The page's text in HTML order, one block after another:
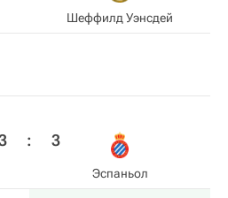
Шеффилд Уэнсдей
: 3
Эспаньол